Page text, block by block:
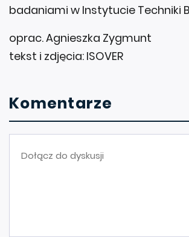
badaniami w Instytucie Techniki
oprac. Agnieszka Zygmunt
tekst i zdjęcia: ISOVER
Komentarze